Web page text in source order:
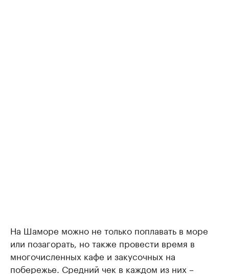
На Шаморе можно не только поплавать в море
или позагорать, но также провести время в
многочисленных кафе и закусочных на
побережье. Средний чек в каждом из них –